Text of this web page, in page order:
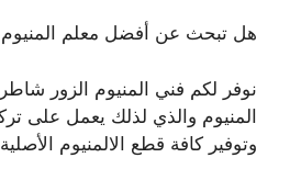
هل تبحث عن أفضل معلم المنيوم
نوفر لكم فني المنيوم الزور
المنيوم والذي لذلك يعمل على
وتوفير كافة قطع الالمنيوم